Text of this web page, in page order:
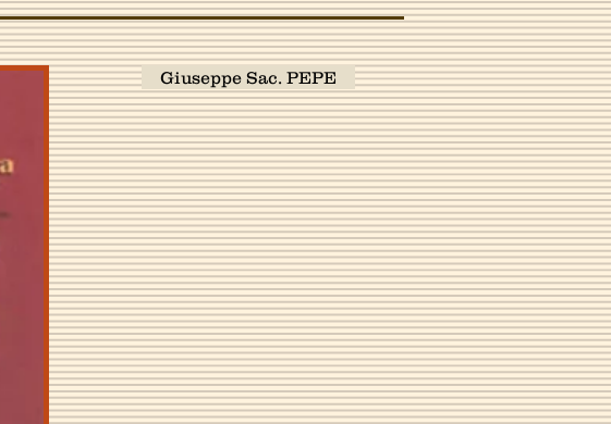
Giuseppe Sac. PEPE